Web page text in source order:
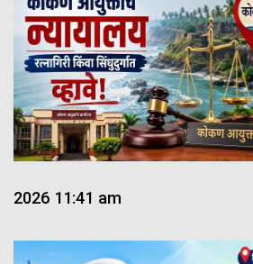
2026 11:41 am